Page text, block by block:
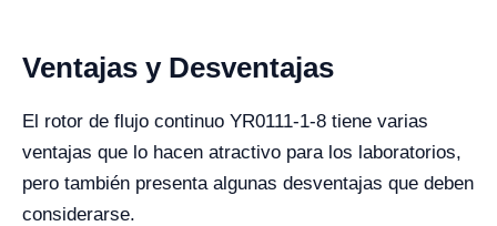
Ventajas y Desventajas
El rotor de flujo continuo YR0111-1-8 tiene varias
ventajas que lo hacen atractivo para los laboratorios,
pero también presenta algunas desventajas que deben
considerarse.